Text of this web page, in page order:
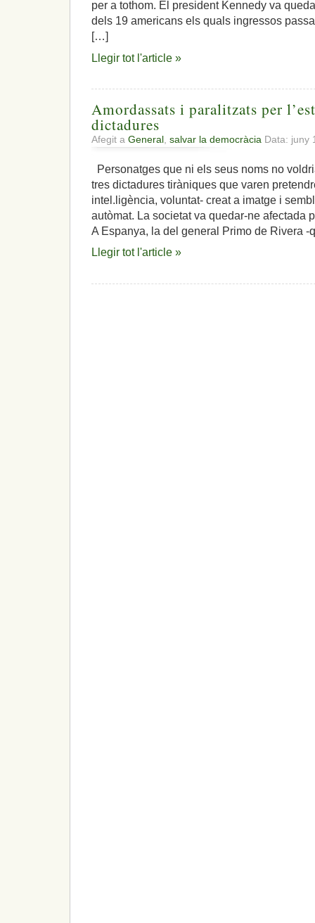
per a tothom. El president Kennedy va
dels 19 americans els quals ingressos
[…]
Llegir tot l'article »
Amordassats i paralitzats per
dictadures
Afegit a General, salvar la democràcia Data: juny
Personatges que ni els seus noms no
tres dictadures tiràniques que varen
intel.ligència, voluntat- creat a imatge i
autòmat. La societat va quedar-ne afectada
A Espanya, la del general Primo de Rivera
Llegir tot l'article »